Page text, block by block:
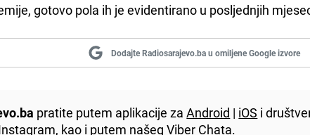
gotovo pola ih je evidentirano u posljednjih
Dodajte Radiosarajevo.ba u omiljene Google izvore
pratite putem aplikacije zaAndroid | iOS i
, kao i putem našegViber Chata.